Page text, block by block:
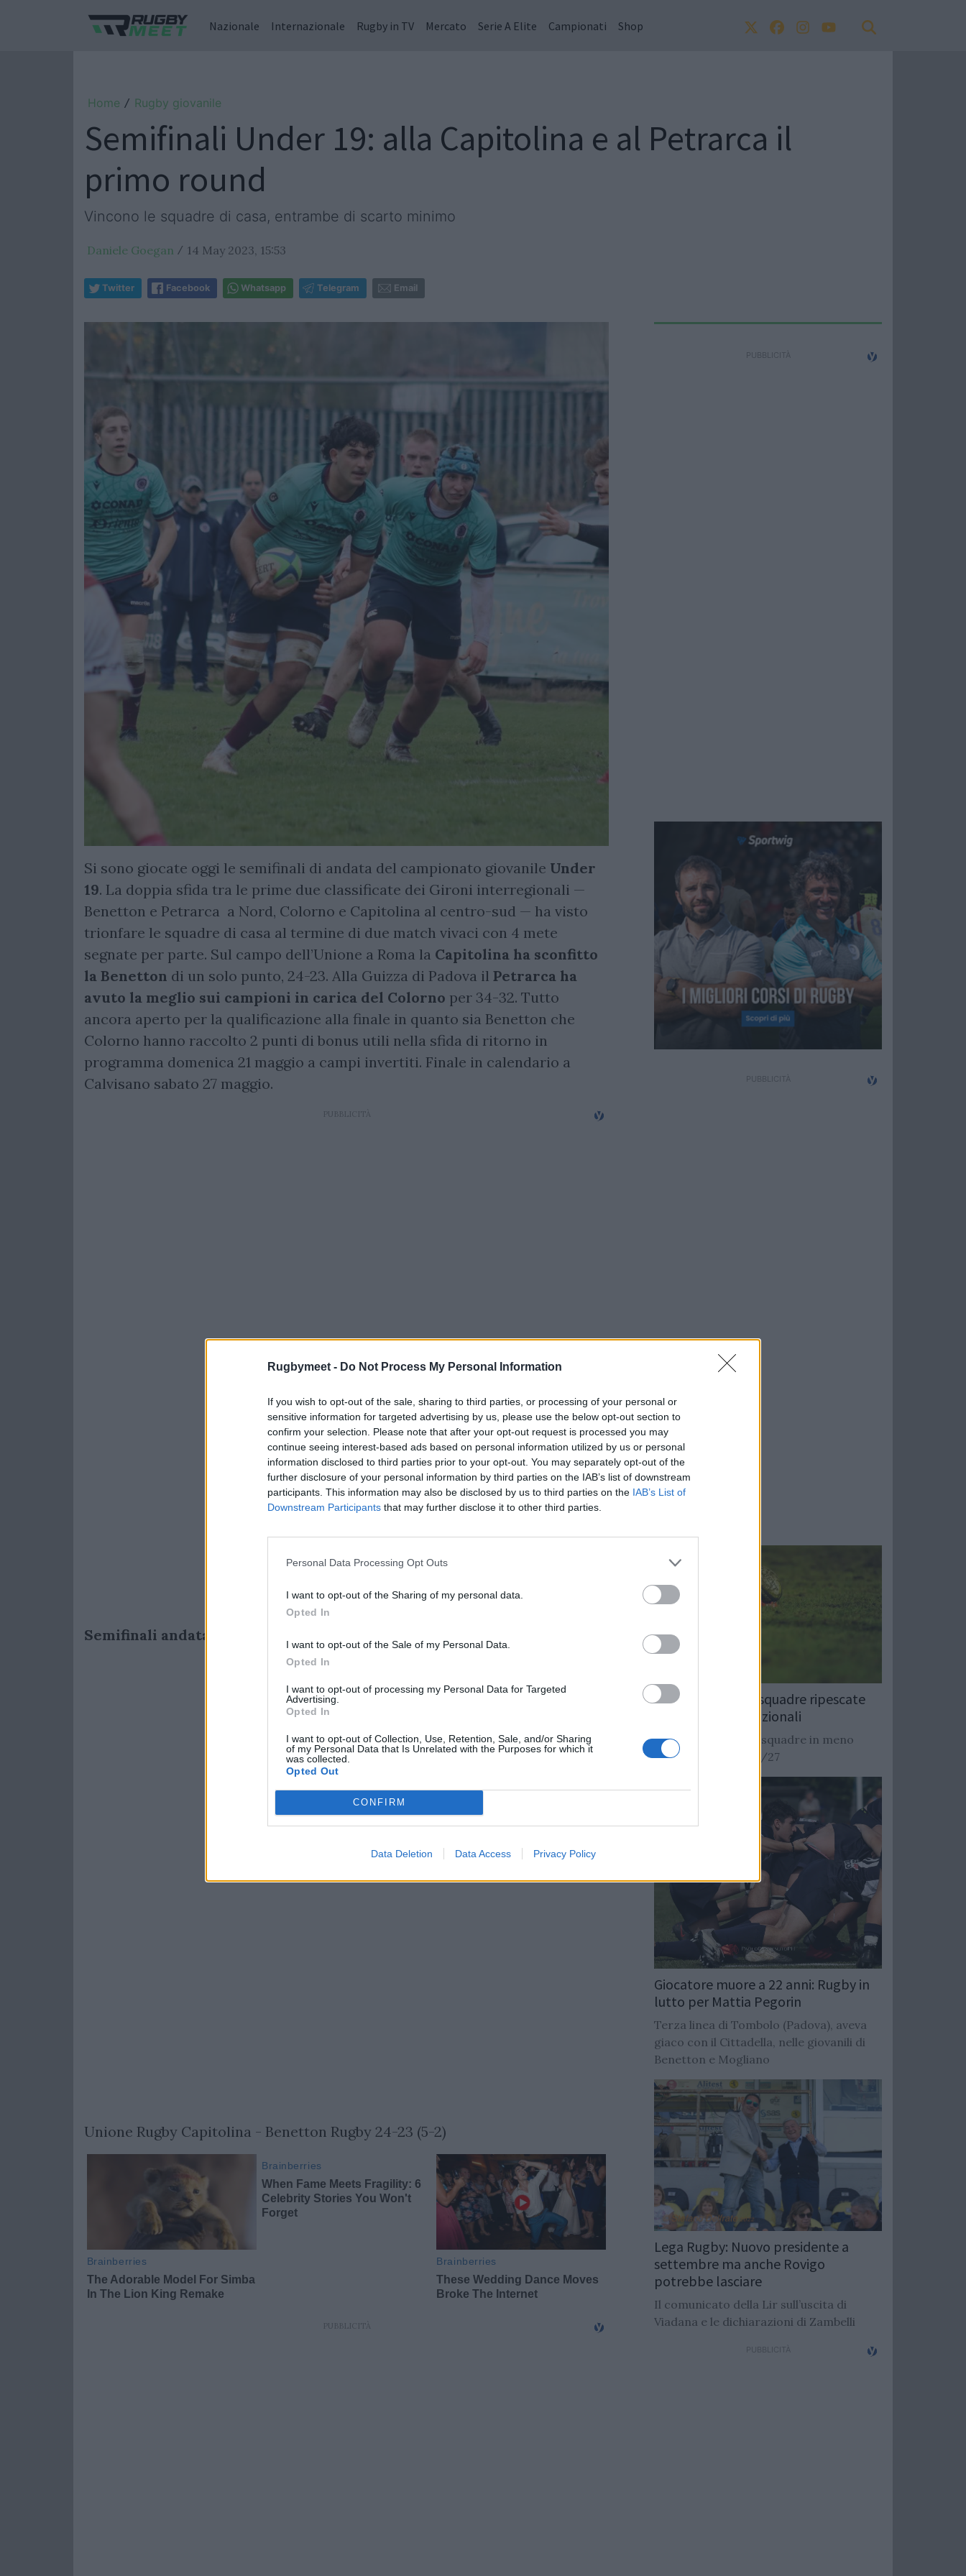
Rugbymeet - Do Not Process My Personal Information
If you wish to opt-out of the sale, sharing to third parties, or processing of your personal or
sensitive information for targeted advertising by us, please use the below opt-out section to
confirm your selection. Please note that after your opt-out request is processed you may
continue seeing interest-based ads based on personal information utilized by us or personal
information disclosed to third parties prior to your opt-out. You may separately opt-out of the
further disclosure of your personal information by third parties on the IAB’s list of downstream
participants. This information may also be disclosed by us to third parties on the IAB’s List of
Downstream Participants that may further disclose it to other third parties.
Personal Data Processing Opt Outs
I want to opt-out of the Sharing of my personal data.
Opted In
I want to opt-out of the Sale of my Personal Data.
Opted In
I want to opt-out of processing my Personal Data for Targeted
Advertising.
Opted In
I want to opt-out of Collection, Use, Retention, Sale, and/or Sharing
of my Personal Data that Is Unrelated with the Purposes for which it
was collected.
Opted Out
CONFIRM
Data Deletion Data Access Privacy Policy
Nazionale Internazionale Rugby in TV Mercato Serie A Elite Campionati Shop
Home / Rugby giovanile
Semifinali Under 19: alla Capitolina e al Petrarca il
primo round
Vincono le squadre di casa, entrambe di scarto minimo
Daniele Goegan / 14 May 2023, 15:53
Twitter Facebook Whatsapp Telegram Email
Si sono giocate oggi le semifinali di andata del campionato giovanile Under
19. La doppia sfida tra le prime due classificate dei Gironi interregionali —
Benetton e Petrarca a Nord, Colorno e Capitolina al centro-sud — ha visto
trionfare le squadre di casa al termine di due match vivaci con 4 mete
segnate per parte. Sul campo dell’Unione a Roma la Capitolina ha sconfitto
la Benetton di un solo punto, 24-23. Alla Guizza di Padova il Petrarca ha
avuto la meglio sui campioni in carica del Colorno per 34-32. Tutto
ancora aperto per la qualificazione alla finale in quanto sia Benetton che
Colorno hanno raccolto 2 punti di bonus utili nella sfida di ritorno in
programma domenica 21 maggio a campi invertiti. Finale in calendario a
Calvisano sabato 27 maggio.
Semifinali andata U19:
Unione Rugby Capitolina - Benetton Rugby 24-23 (5-2)
Rugby: Record di squadre ripescate
nei campionati nazionali
Si stimano oltre 20 squadre in meno
dalla stagione 2026/27
Giocatore muore a 22 anni: Rugby in
lutto per Mattia Pegorin
Terza linea di Tombolo (Padova), aveva
giaco con il Cittadella, nelle giovanili di
Benetton e Mogliano
Lega Rugby: Nuovo presidente a
settembre ma anche Rovigo
potrebbe lasciare
Il comunicato della Lir sull’uscita di
Viadana e le dichiarazioni di Zambelli